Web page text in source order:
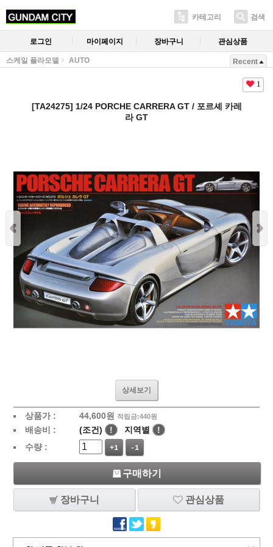
카테고리 검색
로그인 마이페이지 장바구니 관심상품
스케일 플라모델 AUTO Recent
1
[TA24275] 1/24 PORCHE CARRERA GT / 포르셰 카레
라 GT
상세보기
상품가 : 44,600원 적립금:440원
배송비 : (조건) ! 지역별
!
수량 :
+1 -1
구매하기
장바구니 관심상품